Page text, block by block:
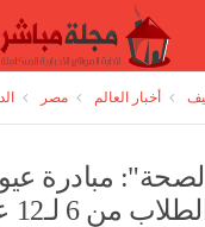
أخبار العالم مصر
مبادرة